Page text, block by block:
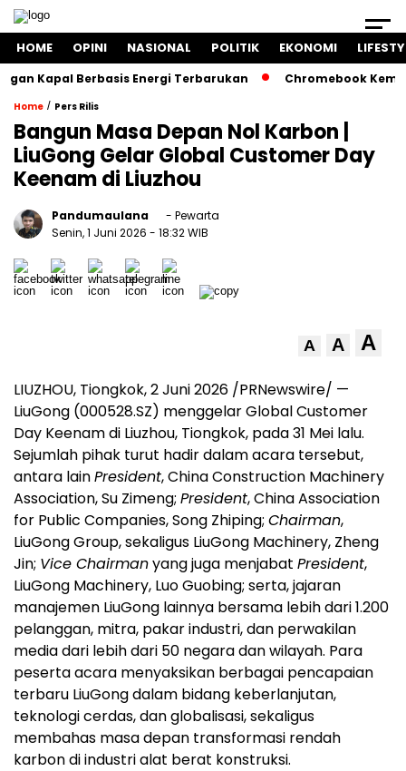
HOME OPINI NASIONAL POLITIK EKONOMI
Kapal Berbasis Energi Terbarukan Chromebook
Home / Pers Rilis
Bangun Masa Depan Nol Karbon |
LiuGong Gelar Global Customer Day
Keenam di Liuzhou
Pandumaulana
- Pewarta
Senin, 1 Juni 2026 - 18:32 WIB
A A A
LIUZHOU, Tiongkok, 2 Juni 2026 /PRNewswire/ —
LiuGong (000528.SZ) menggelar Global Customer
Day Keenam di Liuzhou, Tiongkok, pada 31 Mei lalu.
Sejumlah pihak turut hadir dalam acara tersebut,
antara lainPresident, China Construction Machinery
Association, Su Zimeng; President, China Association
for Public Companies, Song Zhiping; Chairman,
LiuGong Group, sekaligus LiuGong Machinery, Zheng
Jin; Vice Chairmanyang juga menjabat President,
LiuGong Machinery, Luo Guobing; serta, jajaran
manajemen LiuGong lainnya bersama lebih dari 1.200
pelanggan, mitra, pakar industri, dan perwakilan
media dari lebih dari 50 negara dan wilayah. Para
peserta acara menyaksikan berbagai pencapaian
terbaru LiuGong dalam bidang keberlanjutan,
teknologi cerdas, dan globalisasi, sekaligus
membahas masa depan transformasi rendah
karbon di industri alat berat konstruksi.